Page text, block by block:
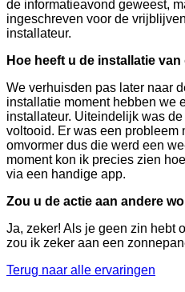
de informatieavond geweest,
ingeschreven voor de
installateur.
Hoe heeft u de installatie
We verhuisden pas later naar
installatie moment hebben we
installateur. Uiteindelijk was
voltooid. Er was een probleem
omvormer dus die werd een
moment kon ik precies zien
via een handige app.
Zou u de actie aan andere
Ja, zeker! Als je geen zin hebt
zou ik zeker aan een
Terug naar alle ervaringen